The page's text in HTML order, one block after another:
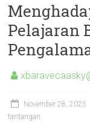
Pelajaran
November 28, 2025
tantangan